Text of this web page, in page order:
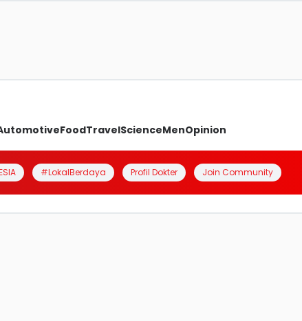
FoodTravelScienceMenOpinion
#LokalBerdaya Profil Dokter Join Community